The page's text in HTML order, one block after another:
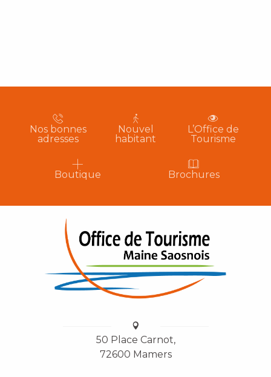
Nos bonnes
adresses
Nouvel
habitant
L’Office de
Tourisme
Boutique Brochures
50 Place Carnot,
72600 Mamers